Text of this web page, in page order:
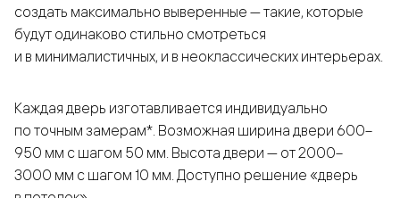
создать максимально выверенные — такие, которые
будут одинаково стильно смотреться
и в минималистичных, и в неоклассических интерьерах.
Каждая дверь изготавливается индивидуально
по точным замерам*. Возможная ширина двери 600–
950 мм с шагом 50 мм. Высота двери — от 2000–
3000 мм с шагом 10 мм. Доступно решение «дверь